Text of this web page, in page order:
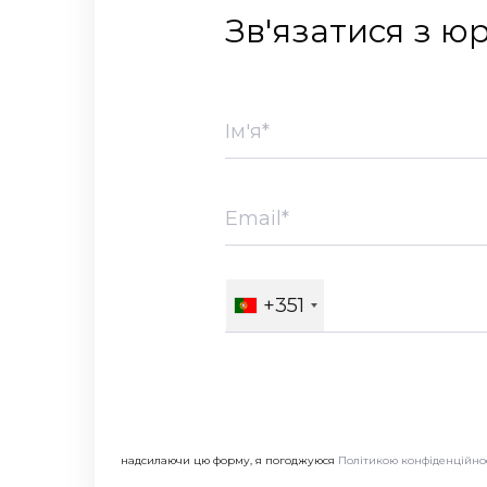
Зв'язатися з
+351
надсилаючи цю форму, я погоджуюся Політикою